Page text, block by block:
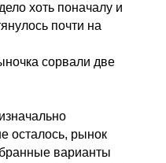
хоть поначалу и
почти на
сорвали две
осталось, рынок
варианты